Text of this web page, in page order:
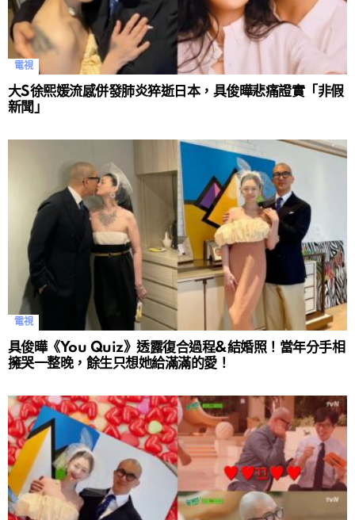
電視
大S徐熙媛流感併發肺炎猝逝日本，具俊曄悲痛證實「非假
新聞」
電視
具俊曄《You Quiz》透露復合過程&結婚照！當年分手相
擁哭一整晚，餘生只想她給滿滿的愛！